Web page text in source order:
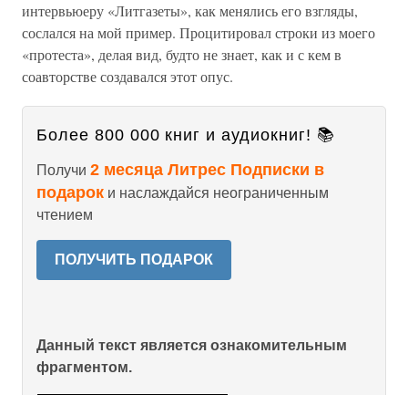
интервьюеру «Литгазеты», как менялись его взгляды,
сослался на мой пример. Процитировал строки из моего
«протеста», делая вид, будто не знает, как и с кем в
соавторстве создавался этот опус.
Более 800 000 книг и аудиокниг! 📚
Получи 2 месяца Литрес Подписки в
подарок и наслаждайся неограниченным
чтением
ПОЛУЧИТЬ ПОДАРОК
Данный текст является ознакомительным
фрагментом.